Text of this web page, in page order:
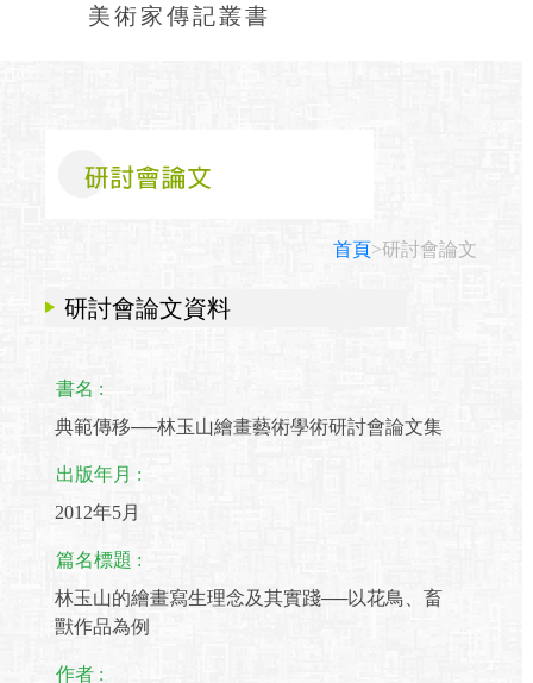
美術家傳記叢書
首頁>研討會論文
研討會論文資料
書名 :
典範傳移──林玉山繪畫藝術學術研討會論文集
出版年月 :
2012年5月
篇名標題 :
林玉山的繪畫寫生理念及其實踐──以花鳥、畜
獸作品為例
作者 :